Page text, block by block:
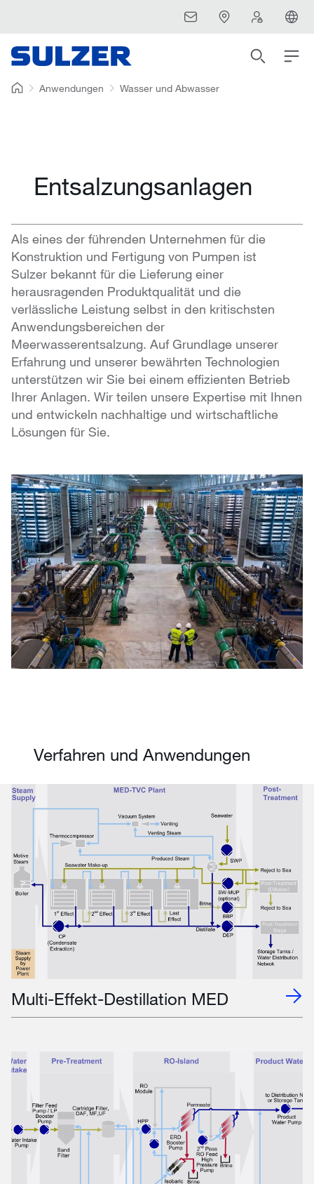
Anwendungen Wasser und Abwasser
Entsalzungsanlagen
Als eines der führenden Unternehmen für die
Konstruktion und Fertigung von Pumpen ist
Sulzer bekannt für die Lieferung einer
herausragenden Produktqualität und die
verlässliche Leistung selbst in den kritischsten
Anwendungsbereichen der
Meerwasserentsalzung. Auf Grundlage unserer
Erfahrung und unserer bewährten Technologien
unterstützen wir Sie bei einem effizienten Betrieb
Ihrer Anlagen. Wir teilen unsere Expertise mit Ihnen
und entwickeln nachhaltige und wirtschaftliche
Lösungen für Sie.
Verfahren und Anwendungen
Multi-Effekt-Destillation MED